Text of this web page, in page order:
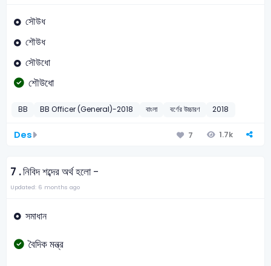
সৌউধ
শৌউধ
সৌউধো
শৌউধো
BB BB Officer (General)-2018 বাংলা বর্ণের উচ্চারণ 2018
Des 7 1.7k
7 .নিবিদ শব্দের অর্থ হলো -
Updated: 6 months ago
সমাধান
বৈদিক মন্ত্র